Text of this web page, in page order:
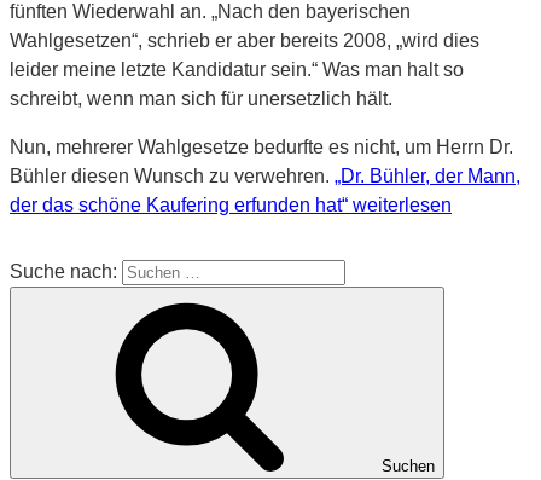
fünften Wiederwahl an. „Nach den bayerischen
Wahlgesetzen“, schrieb er aber bereits 2008, „wird dies
leider meine letzte Kandidatur sein.“ Was man halt so
schreibt, wenn man sich für unersetzlich hält.
Nun, mehrerer Wahlgesetze bedurfte es nicht, um Herrn Dr.
Bühler diesen Wunsch zu verwehren. „Dr. Bühler, der Mann,
der das schöne Kaufering erfunden hat“ weiterlesen
Suche nach:
Suchen